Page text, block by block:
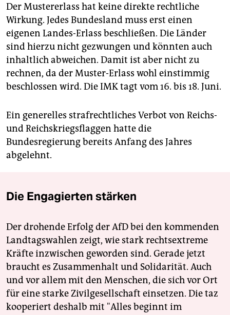
Der Mustererlass hat keine direkte rechtliche
Wirkung. Jedes Bundesland muss erst einen
eigenen Landes-Erlass beschließen. Die Länder
sind hierzu nicht gezwungen und könnten auch
inhaltlich abweichen. Damit ist aber nicht zu
rechnen, da der Muster-Erlass wohl einstimmig
beschlossen wird. Die IMK tagt vom 16. bis 18. Juni.
Ein generelles strafrechtliches Verbot von Reichs-
und Reichskriegsflaggen hatte die
Bundesregierung bereits Anfang des Jahres
abgelehnt.
Die Engagierten stärken
Der drohende Erfolg der AfD bei den kommenden
Landtagswahlen zeigt, wie stark rechtsextreme
Kräfte inzwischen geworden sind. Gerade jetzt
braucht es Zusammenhalt und Solidarität. Auch
und vor allem mit den Menschen, die sich vor Ort
für eine starke Zivilgesellschaft einsetzen. Die taz
kooperiert deshalb mit "Alles beginnt im